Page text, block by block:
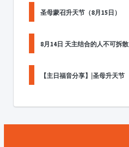
圣母蒙召升天节（8月15日）
8月14日 天主结合的人不可拆散
【主日福音分享】|圣母升天节